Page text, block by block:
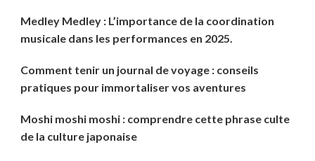
Medley Medley : L’importance de la coordination
musicale dans les performances en 2025.
Comment tenir un journal de voyage : conseils
pratiques pour immortaliser vos aventures
Moshi moshi moshi : comprendre cette phrase culte
de la culture japonaise